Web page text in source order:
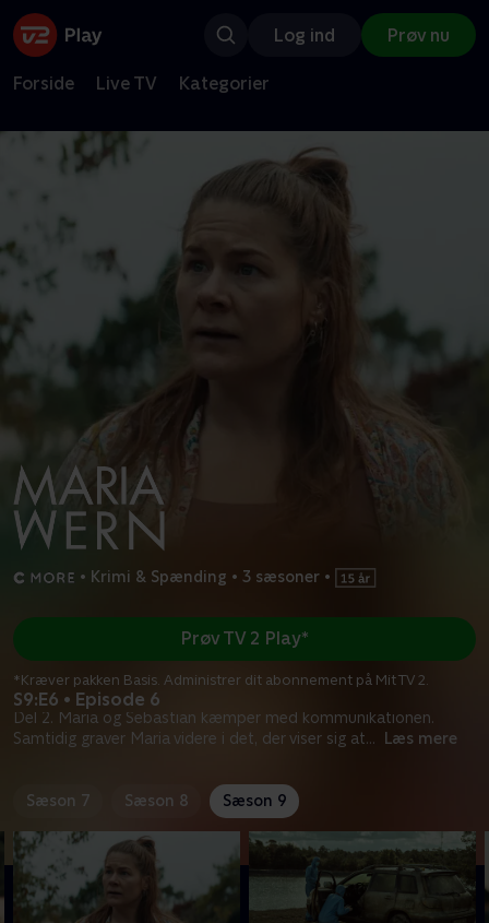
Log ind Prøv nu
Forside Live TV Kategorier
• Krimi & Spænding • 3 sæsoner •
S9:E6 • Episode 6
Del 2. Maria og Sebastian kæmper med kommunikationen.
Samtidig graver Maria videre i det, der viser sig at... Læs mere
Prøv TV 2 Play*
*Kræver pakken Basis. Administrer dit abonnement på Mit TV 2.
Sæson 7 Sæson 8 Sæson 9